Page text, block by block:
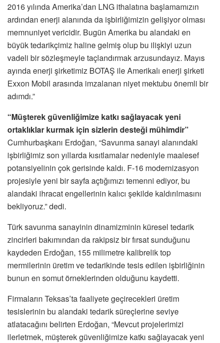
2016 yılında Amerika’dan LNG ithalatına başlamamızın
ardından enerji alanında da işbirliğimizin gelişiyor olması
memnuniyet vericidir. Bugün Amerika bu alandaki en
büyük tedarikçimiz haline gelmiş olup bu ilişkiyi uzun
vadeli bir sözleşmeyle taçlandırmak arzusundayız. Mayıs
ayında enerji şirketimiz BOTAŞ ile Amerikalı enerji şirketi
Exxon Mobil arasında imzalanan niyet mektubu önemli bir
adımdı.”
“Müşterek güvenliğimize katkı sağlayacak yeni
ortaklıklar kurmak için sizlerin desteği mühimdir”
Cumhurbaşkanı Erdoğan, “Savunma sanayi alanındaki
işbirliğimiz son yıllarda kısıtlamalar nedeniyle maalesef
potansiyelinin çok gerisinde kaldı. F-16 modernizasyon
projesiyle yeni bir sayfa açtığımızı temenni ediyor, bu
alandaki ihracat engellerinin kalıcı şekilde kaldırılmasını
bekliyoruz.” dedi.
Türk savunma sanayinin dinamizminin küresel tedarik
zincirleri bakımından da rakipsiz bir fırsat sunduğunu
kaydeden Erdoğan, 155 milimetre kalibrelik top
mermilerinin üretim ve tedarikinde tesis edilen işbirliğinin
bunun en somut örneklerinden olduğunu kaydetti.
Firmaların Teksas’ta faaliyete geçirecekleri üretim
tesislerinin bu alandaki tedarik süreçlerine seviye
atlatacağını belirten Erdoğan, “Mevcut projelerimizi
ilerletmek, müşterek güvenliğimize katkı sağlayacak yeni